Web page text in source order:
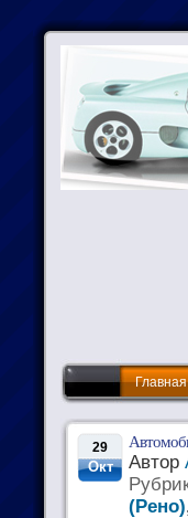
Главная
29
Окт Автор
(Рено)